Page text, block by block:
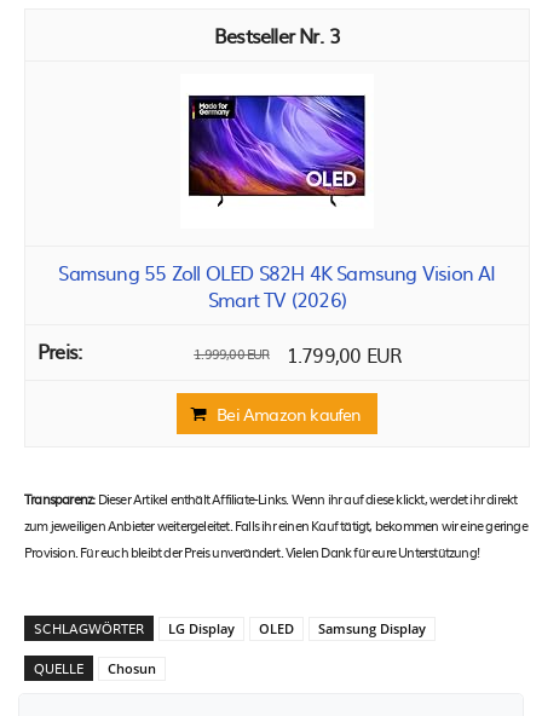
3
Samsung 55 Zoll OLED S82H 4K Samsung Vision AI
Smart TV (2026)
1.999,00 EUR 1.799,00 EUR
Bei Amazon kaufen
Transparenz:Dieser Artikel enthält Affiliate-Links. Wenn ihr auf diese klickt, werdet ihr direkt
zum jeweiligen Anbieter weitergeleitet. Falls ihr einen Kauf tätigt, bekommen wir eine geringe
Provision. Für euch bleibt der Preis unverändert. Vielen Dank für eure Unterstützung!
SCHLAGWÖRTER LG Display OLED Samsung Display
QUELLE Chosun